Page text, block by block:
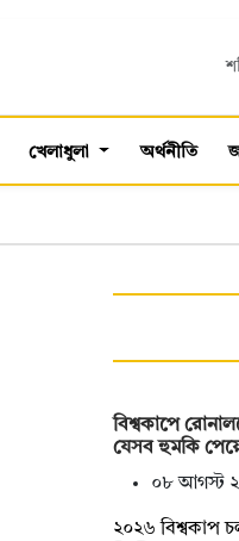
খেলাধুলা অর্থনীতি
বিশ্বকাপে
যেসব হুমকি
০৮ আগস্ট
২০২৬ বিশ্বকাপ